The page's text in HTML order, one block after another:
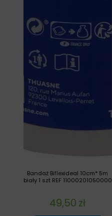
Bandaż Biflexideal 10cm* 5m
biały 1 szt REF 11000201050000
49,50 zł